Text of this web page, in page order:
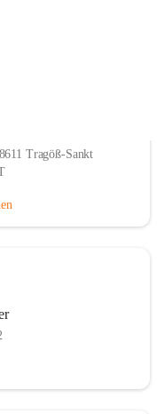
Tragöß-Sankt